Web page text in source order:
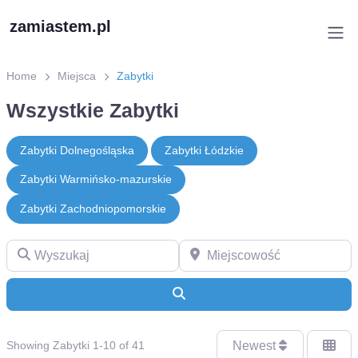
zamiastem.pl
Home Miejsca Zabytki
Wszystkie Zabytki
Zabytki Dolnegośląska Zabytki Łódzkie
Zabytki Warmińsko-mazurskie
Zabytki Zachodniopomorskie
Wyszukaj Miejscowość
Showing Zabytki 1-10 of 41 Newest